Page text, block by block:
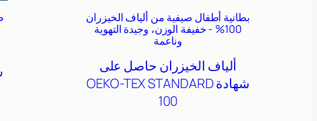
بطانية أطفال صيفية من ألياف الخيزران
100% - خفيفة الوزن، وجيدة التهوية
وناعمة
ألياف الخيزران حاصل على
شهادة OEKO-TEX STANDARD
100